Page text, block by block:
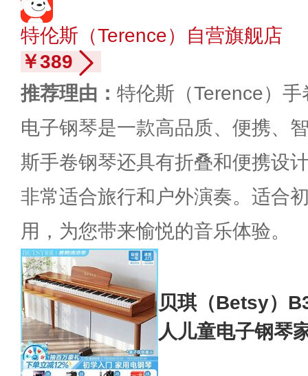
特伦斯（Terence）自营旗舰店
￥389
推荐理由： 特伦斯（Terence）
电子钢琴是一款高品质、便携、
斯手卷钢琴还具有折叠和便携设
非常适合旅行和户外演奏。适合
用，为您带来愉悦的音乐体验。
贝琪（Betsy）
人儿童电子钢琴